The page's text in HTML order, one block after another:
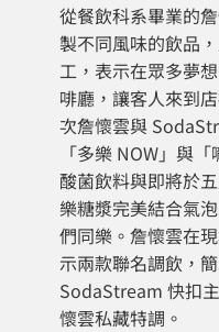
從餐飲科系畢業的
製不同風味的飲品
工，表示在眾多夢
啡廳，讓客人來到
次詹懷雲與
「多樂 NOW」與
酸菌飲料與即將於
樂糖漿完美結合氣
們同樂。詹懷雲在
示兩款聯名調飲，
SodaStream 快扣
懷雲私藏特調。